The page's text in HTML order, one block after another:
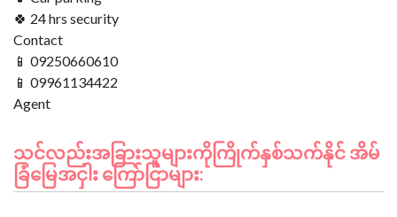
🍀 24 hrs security
Contact
📱 09250660610
📱 09961134422
သင်လည်းအခြားသူများကိုကြိုက်နှစ်သက်နိုင် အိမ်
ခြံမြေအငှါး ကြော်ငြာများ: